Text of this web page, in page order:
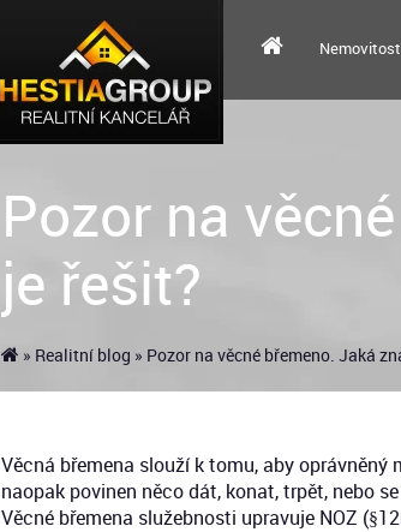
Pozor na
je řešit?
» Realitní blog » Pozor na věcné břemeno. Jaká
Věcná břemena slouží k tomu, aby
naopak povinen něco dát, konat, trpět, nebo
Věcné břemena služebnosti upravuje NOZ